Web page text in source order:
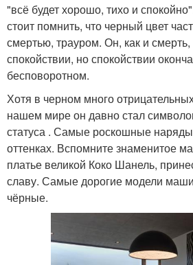
"всё будет хорошо, тихо и
стоит помнить, что черный цвет
смертью, трауром. Он, как и
спокойствии, но спокойствии
бесповоротном.
Хотя в черном много
нашем мире он давно стал
статуса . Самые роскошные
оттенках. Вспомните знаменитое
платье великой Коко Шанель,
славу. Самые дорогие модели
чёрные.